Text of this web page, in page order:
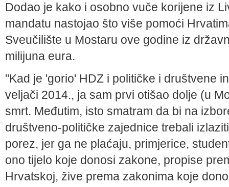
Dodao je kako i osobno vuče korijene iz
mandatu nastojao što više pomoći
Sveučilište u Mostaru ove godine iz
milijuna eura.
"Kad je 'gorio' HDZ i političke i društvene
veljači 2014., ja sam prvi otišao dolje (u
smrt. Međutim, isto smatram da bi na
društveno-političke zajednice trebali
porez, jer ga ne plaćaju, primjerice,
ono tijelo koje donosi zakone, propise
Hrvatskoj, žive prema zakonima koje